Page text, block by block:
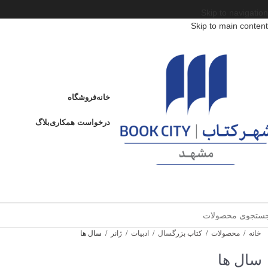
Skip to main content
خانهفروشگاه
درخواست همکاریبلاگ
خانه / محصولات / کتاب بزرگسال / ادبیات / ژانر / سال ها
سال ها